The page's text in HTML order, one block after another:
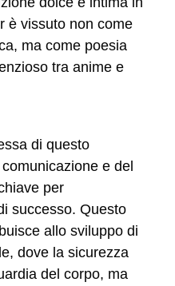
è vissuto non come
ma come poesia
tra anime e
di questo
e del
per
successo. Questo
allo sviluppo di
dove la sicurezza
del corpo, ma